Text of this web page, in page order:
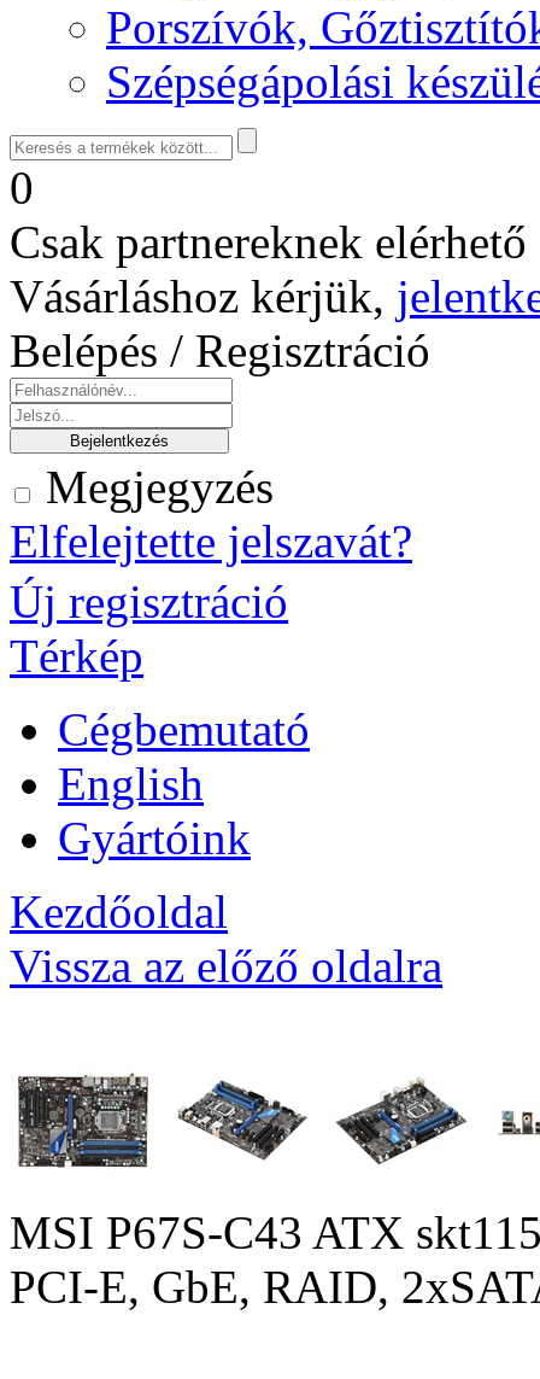
Porszívók,
Szépségápolási
0
Csak partnereknek
Vásárláshoz kérjük,
Belépés / Regisztráció
Megjegyzés
Elfelejtette jelszavát?
Új regisztráció
Térkép
Cégbemutató
English
Gyártóink
Kezdőoldal
Vissza az előző oldalra
MSI P67S-C43 ATX
PCI-E, GbE, RAID,